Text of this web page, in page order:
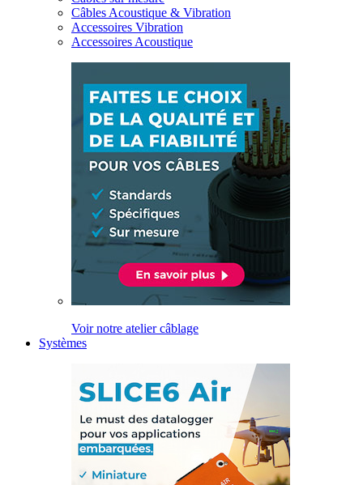
Câbles Acoustique & Vibration
Accessoires Vibration
Accessoires Acoustique
Voir notre atelier câblage
Systèmes